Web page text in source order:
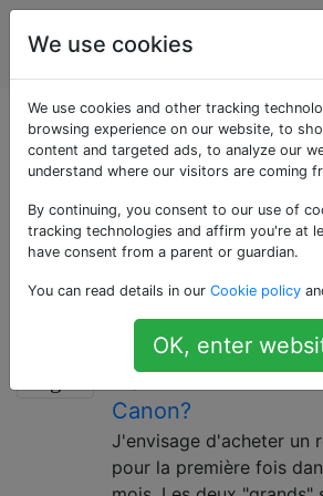
La
photographie
Questions
«canon»
Canon Inc. est un important
EOS et des appareils photo
Existe-t-il une
significative entre
Canon?
J'envisage d'acheter un
pour la première fois
We use cookies
We use cookies and other tracking
browsing experience on our website, to
content and targeted ads, to analyze our
understand where our visitors are coming
By continuing, you consent to our use of
tracking technologies and affirm you're at
have consent from a parent or guardian.
You can read details in our Cookie policy
OK, enter